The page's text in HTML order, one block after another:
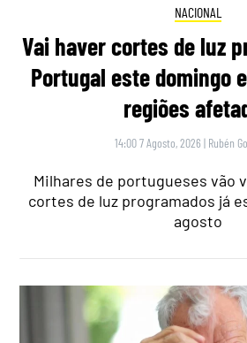
NACIONAL
Vai haver cortes de luz
Portugal este domingo
regiões
14:00 7 Agosto, 2026 | Rubén
Milhares de portugueses vão
cortes de luz programados já
agosto